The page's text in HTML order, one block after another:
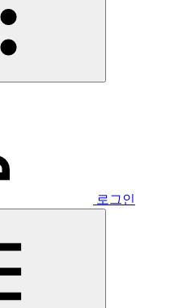
로그인